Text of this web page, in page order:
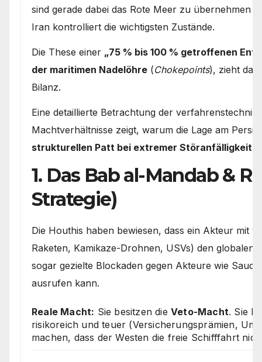
sind gerade dabei das Rote Meer zu übernehmen
Iran kontrolliert die wichtigsten Zustände.
Die These einer „75 % bis 100 % getroffenen
der maritimen Nadelöhre (Chokepoints), zieht
Bilanz.
Eine detaillierte Betrachtung der
Machtverhältnisse zeigt, warum die Lage am
strukturellen Patt bei extremer Störanfälligkeit
1. Das Bab al-Mandab &
Strategie)
Die Houthis haben bewiesen, dass ein Akteur mit
Raketen, Kamikaze-Drohnen, USVs) den
sogar gezielte Blockaden gegen Akteure wie
ausrufen kann.
Reale Macht: Sie besitzen dieVeto-Macht. Sie
risikoreich und teuer (Versicherungsprämien,
machen, dass der Westen die freie Schifffahrt